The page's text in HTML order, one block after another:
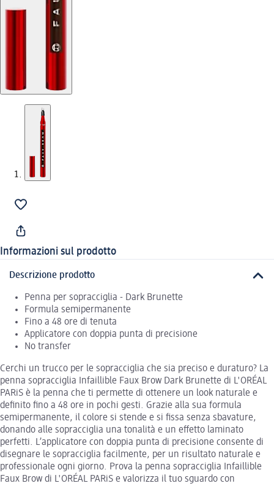
Informazioni sul prodotto
Descrizione prodotto
Penna per sopracciglia - Dark Brunette
Formula semipermanente
Fino a 48 ore di tenuta
Applicatore con doppia punta di precisione
No transfer
Cerchi un trucco per le sopracciglia che sia preciso e duraturo? La
penna sopracciglia Infaillible Faux Brow Dark Brunette di L'ORÉAL
PARiS è la penna che ti permette di ottenere un look naturale e
definito fino a 48 ore in pochi gesti. Grazie alla sua formula
semipermanente, il colore si stende e si fissa senza sbavature,
donando alle sopracciglia una tonalità e un effetto laminato
perfetti. L’applicatore con doppia punta di precisione consente di
disegnare le sopracciglia facilmente, per un risultato naturale e
professionale ogni giorno. Prova la penna sopracciglia Infaillible
Faux Brow di L'ORÉAL PARiS e valorizza il tuo sguardo con